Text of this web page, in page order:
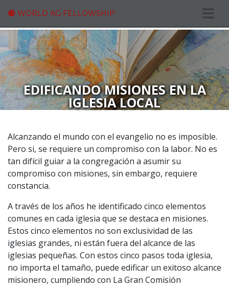
WORLD AG FELLOWSHIP
EDIFICANDO MISIONES EN LA
IGLESIA LOCAL
Alcanzando el mundo con el evangelio no es imposible.
Pero si, se requiere un compromiso con la labor. No es
tan difícil guiar a la congregación a asumir su
compromiso con misiones, sin embargo, requiere
constancia.
A través de los años he identificado cinco elementos
comunes en cada iglesia que se destaca en misiones.
Estos cinco elementos no son exclusividad de las
iglesias grandes, ni están fuera del alcance de las
iglesias pequeñas. Con estos cinco pasos toda iglesia,
no importa el tamaño, puede edificar un exitoso alcance
misionero, cumpliendo con La Gran Comisión